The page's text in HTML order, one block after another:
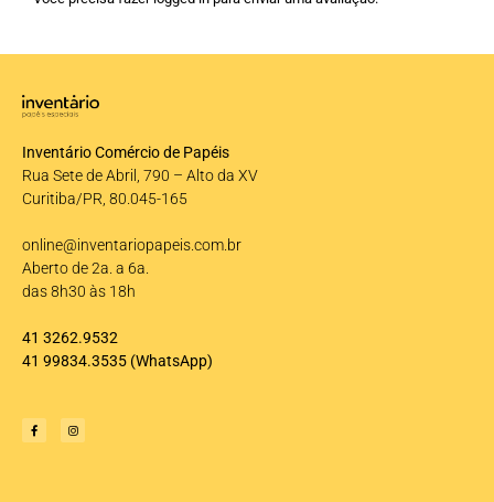
Inventário Comércio de Papéis
Rua Sete de Abril, 790 – Alto da XV
Curitiba/PR, 80.045-165
online@inventariopapeis.com.br
Aberto de 2a. a 6a.
das 8h30 às 18h
41 3262.9532
41 99834.3535 (WhatsApp)